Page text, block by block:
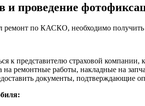
и проведение
ремонт по КАСКО, необходимо
к представителю страховой
на ремонтные работы, накладные на
документы, подтверждающие